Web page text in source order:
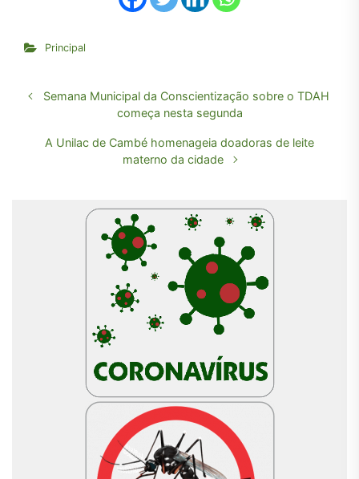
Principal
Semana Municipal da Conscientização sobre o TDAH
começa nesta segunda
A Unilac de Cambé homenageia doadoras de leite
materno da cidade